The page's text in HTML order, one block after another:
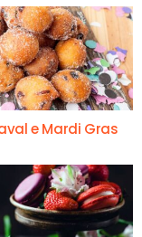
e Mardi Gras